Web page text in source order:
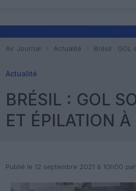
Air Journal Actualité Brésil : GOL
Actualité
BRÉSIL : GOL
ET ÉPILATION À
Publié le 12 septembre 2021 à 10h00